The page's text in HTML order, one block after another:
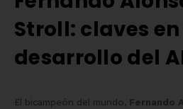
Stroll: claves en
desarrollo del
El bicampeón del mundo, Fernando